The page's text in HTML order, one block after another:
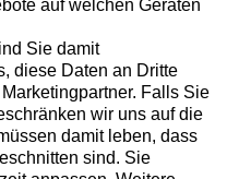
LinkedinYouTube